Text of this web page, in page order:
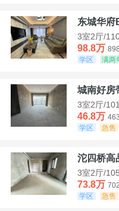
东城华府
3室2厅/
98.8万
学区
满两
城南好房
3室2厅/
46.8万
学区
急售
沱四桥高
3室2厅/
73.8万
学区
急售